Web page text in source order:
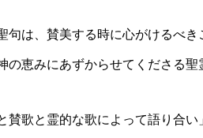
句は、賛美する時に心がけるべ
の恵みにあずからせてくださる
賛歌と霊的な歌によって語り合